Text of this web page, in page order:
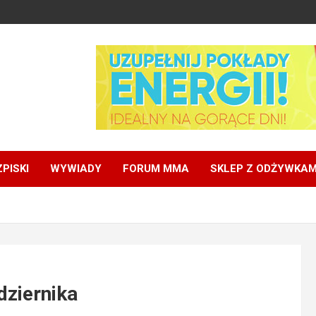
WYWIADY FORUM MMA SKLEP Z